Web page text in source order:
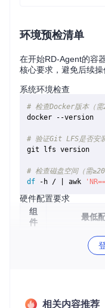
环境预检清单
在开始RD-Agent的容
核心要求，避免后续操
系统环境检查
# 检查Docker版本（需
docker --version
# 验证Git LFS是否安
git lfs version
# 检查磁盘空间（需
df -h / | awk
硬件配置要求
组
件
最低
U
6.0)
相关内容推荐